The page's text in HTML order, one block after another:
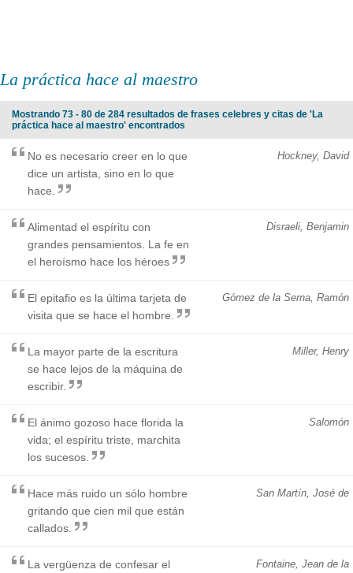
La práctica hace al maestro
Mostrando 73 - 80 de 284 resultados de frases celebres y citas de 'La
práctica hace al maestro' encontrados
Hockney, David
No es necesario creer en lo que
dice un artista, sino en lo que
hace.
Disraeli, Benjamin
Alimentad el espíritu con
grandes pensamientos. La fe en
el heroísmo hace los héroes
Gómez de la Serna, Ramón
El epitafio es la última tarjeta de
visita que se hace el hombre.
Miller, Henry
La mayor parte de la escritura
se hace lejos de la máquina de
escribir.
Salomón
El ánimo gozoso hace florida la
vida; el espíritu triste, marchita
los sucesos.
San Martín, José de
Hace más ruido un sólo hombre
gritando que cien mil que están
callados.
Fontaine, Jean de la
La vergüenza de confesar el